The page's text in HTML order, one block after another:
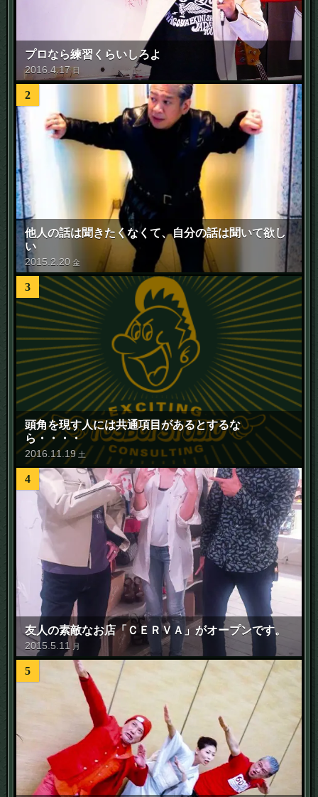
プロなら練習くらいしろよ
2016 .4.17 日
2
他人の話は聞きたくなくて、自分の話は聞いて欲し
い
2015 2 20 金
3
頭角を現す人には共通項目があるとするな
ら・・・・
2016 11 19 土
4
友人の素敵なお店「ＣＥＲＶＡ」がオープンです。
2015 5 11 月
5